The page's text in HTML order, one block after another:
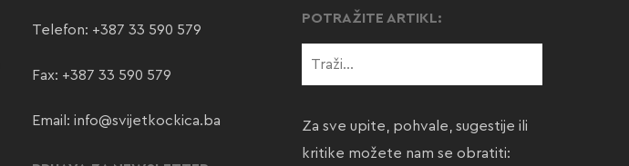
Telefon: +387 33 590 579
Fax: +387 33 590 579
Email: info@svijetkockica.ba
POTRAŽITE ARTIKL:
Za sve upite, pohvale, sugestije ili
kritike možete nam se obratiti: